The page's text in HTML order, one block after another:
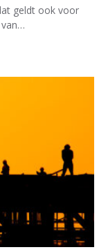
geldt ook voor